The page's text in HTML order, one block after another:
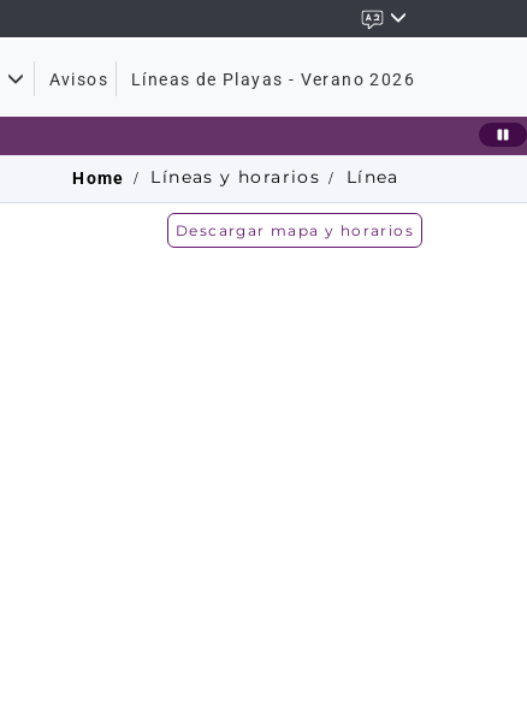
Avisos Líneas de Playas - Verano 2026
Home Líneas y horarios Línea
Descargar mapa y horarios